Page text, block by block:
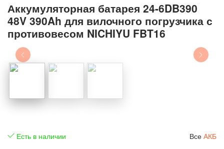
Аккумуляторная батарея 24-6DB390
48V 390Ah для вилочного погрузчика с
противовесом NICHIYU FBT16
Есть в наличии Все АКБ